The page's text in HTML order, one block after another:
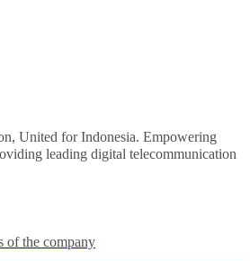
United for Indonesia. Empowering
leading digital telecommunication
of the company